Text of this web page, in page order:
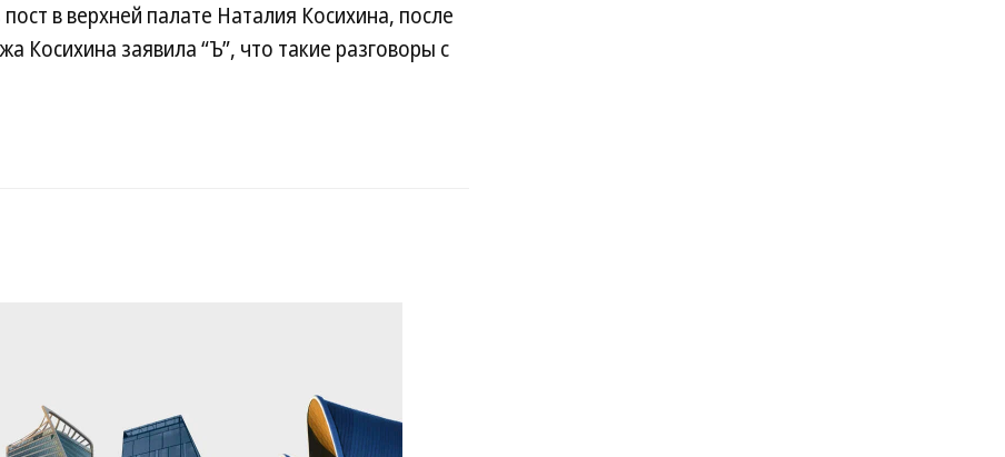
в верхней палате Наталия Косихина, после
Косихина заявила “Ъ”, что такие разговоры с